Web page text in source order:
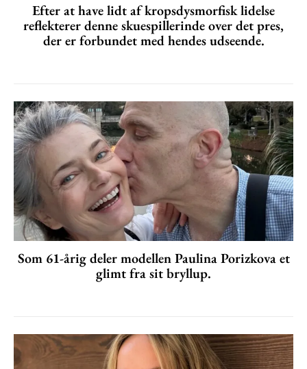
Efter at have lidt af kropsdysmorfisk lidelse
reflekterer denne skuespillerinde over det pres,
der er forbundet med hendes udseende.
Som 61-årig deler modellen Paulina Porizkova et
glimt fra sit bryllup.